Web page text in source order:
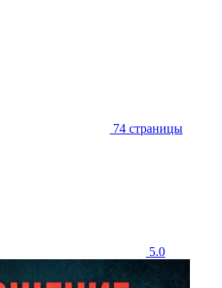
74 страницы
5.0